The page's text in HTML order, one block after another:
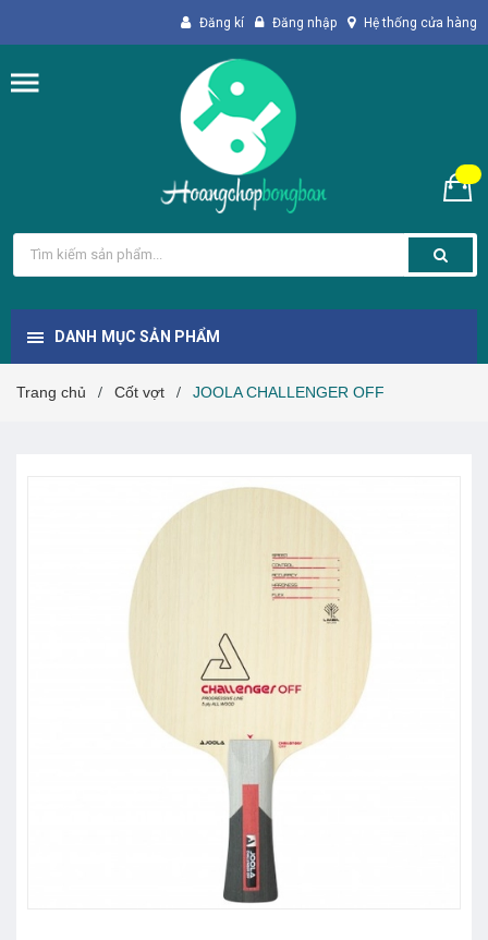
Đăng kí Đăng nhập Hệ thống cửa hàng
DANH MỤC SẢN PHẨM
Trang chủ / Cốt vợt / JOOLA CHALLENGER OFF